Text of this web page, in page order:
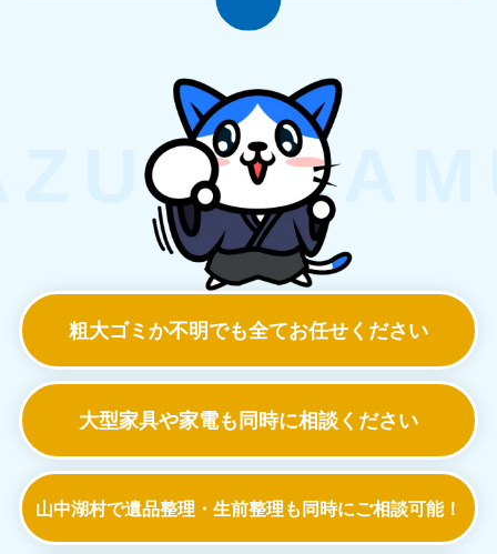
粗大ゴミか不明でも全てお任せください
大型家具や家電も同時に相談ください
山中湖村で遺品整理・生前整理も同時にご相談可能！